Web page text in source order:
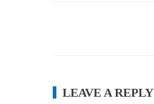
LEAVE A REPLY